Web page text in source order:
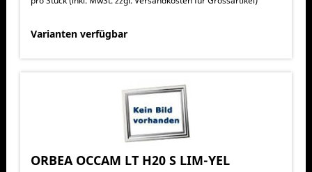
Varianten verfügbar
ORBEA OCCAM LT H20 S LIM-YEL